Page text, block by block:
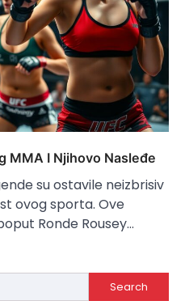
MMA I Njihovo Nasleđe
su ostavile neizbrisiv
ovog sporta. Ove
Ronde Rousey…
Search